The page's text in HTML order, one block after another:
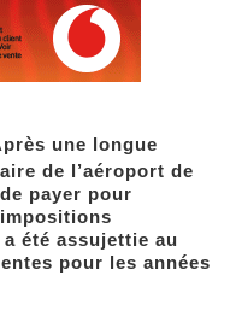
une longue
de l’aéroport de
payer pour
été assujettie au
pour les années